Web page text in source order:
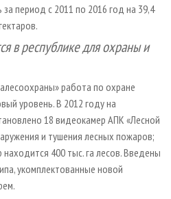
период с 2011 по 2016 год на 39,4
в республике для охраны и
работа по охране
уровень. В 2012 году на
18 видеокамер АПК «Лесной
и тушения лесных пожаров;
400 тыс. га лесов. Введены
укомплектованные новой